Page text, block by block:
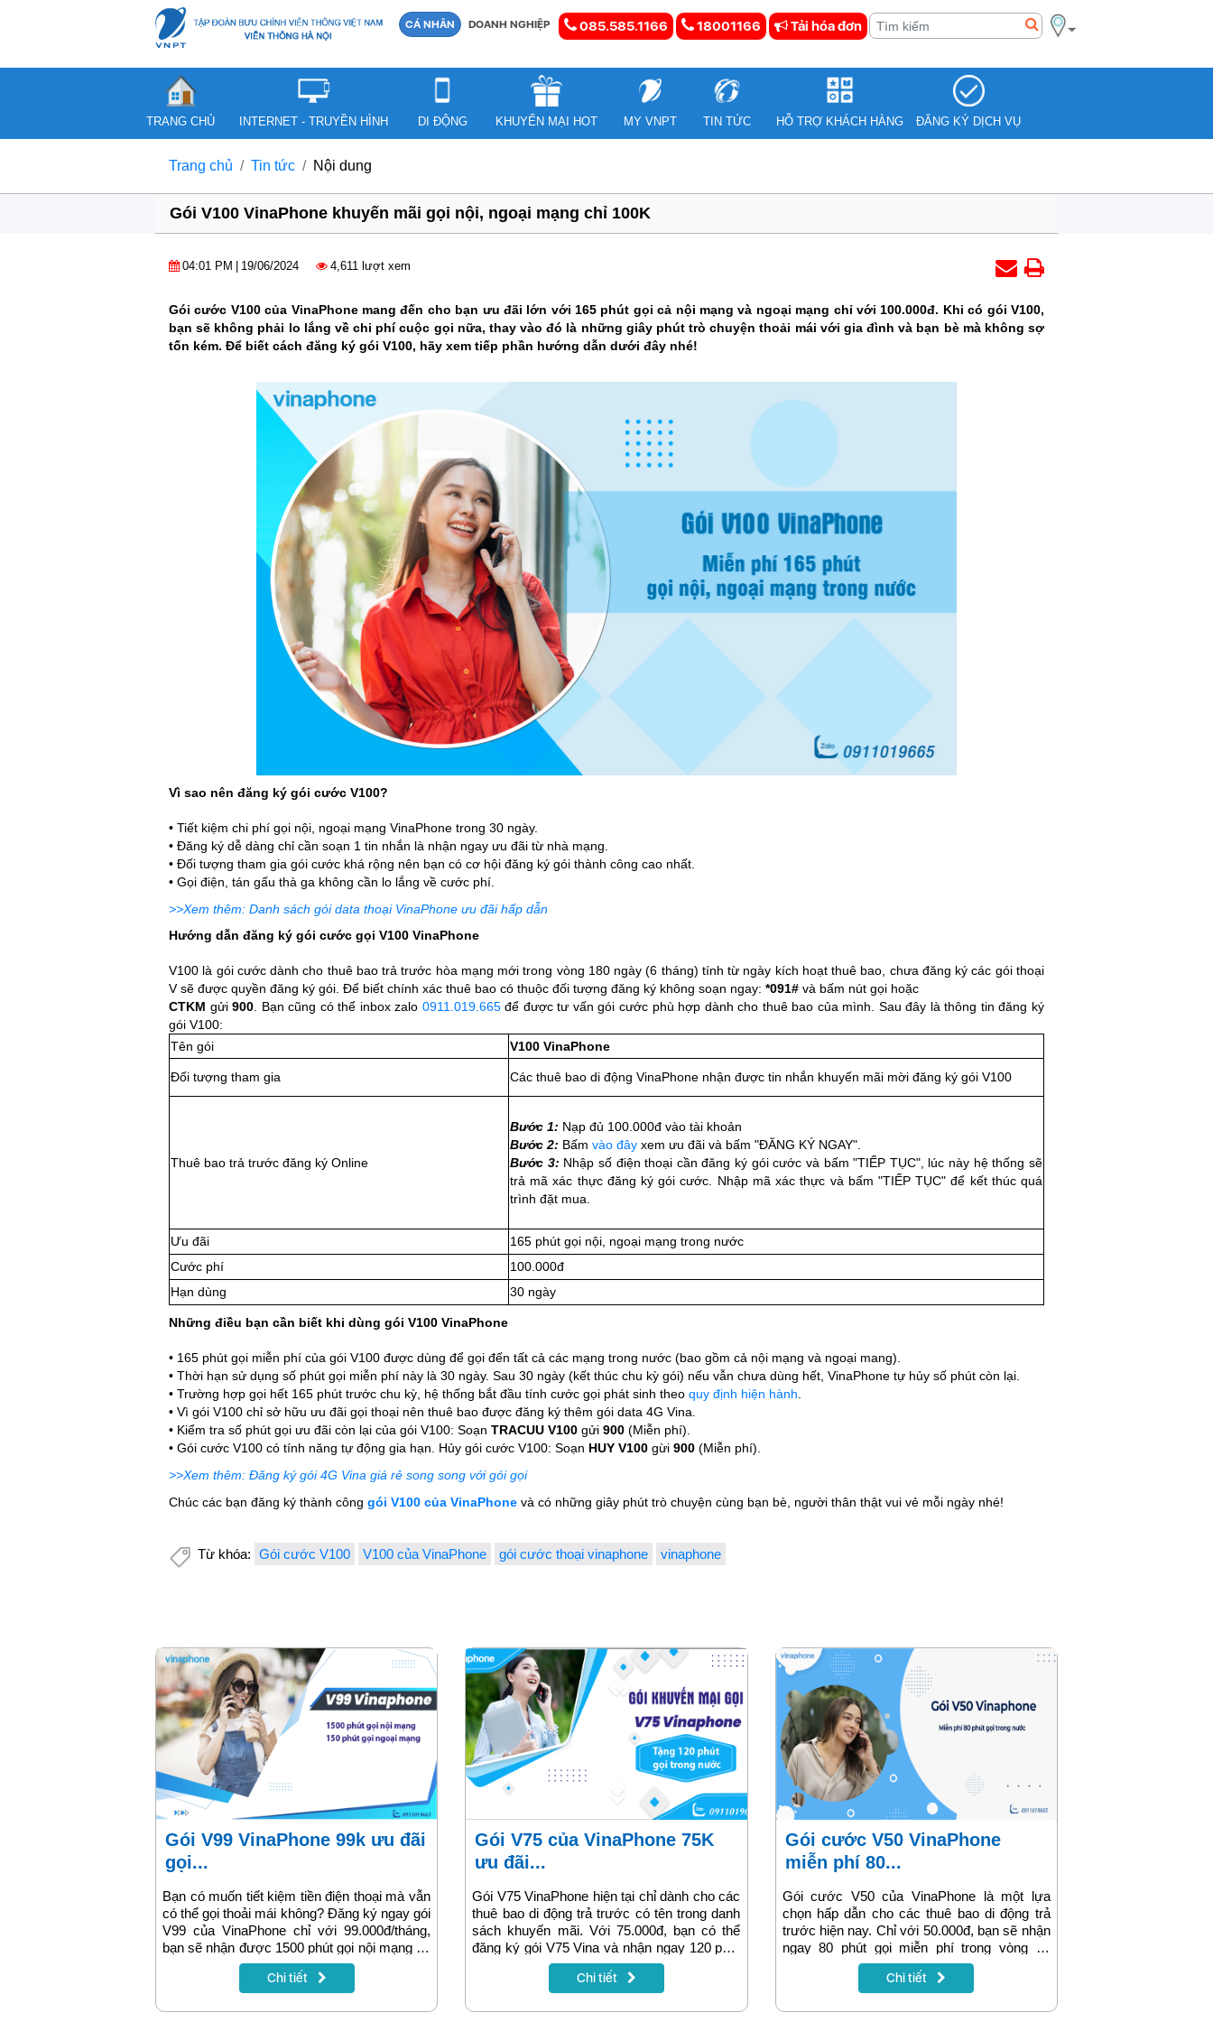
CÁ NHÂN DOANH NGHIỆP 085.585.1166 18001166 Tải hóa đơn
TRANG CHỦ INTERNET - TRUYỀN HÌNH DI ĐỘNG KHUYẾN MẠI HOT MY VNPT TIN TỨC HỖ TRỢ KHÁCH HÀNG ĐĂNG KÝ DỊCH VỤ
Trang chủ Tin tức Nội dung
Gói V100 VinaPhone khuyến mãi gọi nội, ngoại mạng chỉ 100K
04:01 PM 19/06/2024 4,611 lượt xem
Gói cước V100 của VinaPhone mang đến cho bạn ưu đãi lớn với 165 phút gọi cả nội mạng và ngoại mạng chỉ với 100.000đ. Khi có gói V100,
bạn sẽ không phải lo lắng về chi phí cuộc gọi nữa, thay vào đó là những giây phút trò chuyện thoải mái với gia đình và bạn bè mà không sợ
tốn kém. Để biết cách đăng ký gói V100, hãy xem tiếp phần hướng dẫn dưới đây nhé!
Vì sao nên đăng ký gói cước V100?
• Tiết kiệm chi phí gọi nội, ngoại mạng VinaPhone trong 30 ngày.
• Đăng ký dễ dàng chỉ cần soạn 1 tin nhắn là nhận ngay ưu đãi từ nhà mạng.
• Đối tượng tham gia gói cước khá rộng nên bạn có cơ hội đăng ký gói thành công cao nhất.
• Gọi điện, tán gấu thà ga không cần lo lắng về cước phí.
>>Xem thêm: Danh sách gói data thoại VinaPhone ưu đãi hấp dẫn
Hướng dẫn đăng ký gói cước gọi V100 VinaPhone
V100 là gói cước dành cho thuê bao trả trước hòa mạng mới trong vòng 180 ngày (6 tháng) tính từ ngày kích hoạt thuê bao, chưa đăng ký các gói thoại
V sẽ được quyền đăng ký gói. Để biết chính xác thuê bao có thuộc đối tượng đăng ký không soạn ngay: *091# và bấm nút gọi hoặc
CTKM gửi900. Bạn cũng có thể inbox zalo 0911.019.665để được tư vấn gói cước phù hợp dành cho thuê bao của mình. Sau đây là thông tin đăng ký
gói V100:
Tên gói
V100 VinaPhone
Đối tượng tham gia Các thuê bao di động VinaPhone nhận được tin nhắn khuyến mãi mời đăng ký gói V100
Thuê bao trả trước đăng ký Online
Bước 1: Nạp đủ 100.000đ vào tài khoản
Bước 2: Bấm vào đây xem ưu đãi và bấm "ĐĂNG KÝ NGAY".
Bước 3: Nhập số điện thoại cần đăng ký gói cước và bấm "TIẾP TỤC", lúc này hệ thống sẽ
trả mã xác thực đăng ký gói cước. Nhập mã xác thực và bấm "TIẾP TỤC" để kết thúc quá
trình đặt mua.
Ưu đãi
165 phút gọi nội, ngoại mạng trong nước
Cước phí
100.000đ
Hạn dùng
30 ngày
Những điều bạn cần biết khi dùng gói V100 VinaPhone
• 165 phút gọi miễn phí của gói V100 được dùng để gọi đến tất cả các mạng trong nước (bao gồm cả nội mạng và ngoại mang).
• Thời hạn sử dụng số phút gọi miễn phí này là 30 ngày. Sau 30 ngày (kết thúc chu kỳ gói) nếu vẫn chưa dùng hết, VinaPhone tự hủy số phút còn lại.
• Trường hợp gọi hết 165 phút trước chu kỳ, hệ thống bắt đầu tính cước gọi phát sinh theo quy định hiện hành.
• Vì gói V100 chỉ sở hữu ưu đãi gọi thoại nên thuê bao được đăng ký thêm gói data 4G Vina.
• Kiểm tra số phút gọi ưu đãi còn lại của gói V100: Soạn TRACUU V100 gửi 900 (Miễn phí).
• Gói cước V100 có tính năng tự động gia hạn. Hủy gói cước V100: Soạn HUY V100 gừi 900 (Miễn phí).
>>Xem thêm: Đăng ký gói 4G Vina giá rẻ song song với gói gọi
Chúc các bạn đăng ký thành công gói V100 của VinaPhone và có những giây phút trò chuyện cùng bạn bè, người thân thật vui vẻ mỗi ngày nhé!
Từ khóa: Gói cước V100 V100 của VinaPhone gói cước thoại vinaphone vinaphone
Gói V99 VinaPhone 99k ưu đãi
gọi...
Bạn có muốn tiết kiệm tiền điện thoại mà vẫn
có thể gọi thoải mái không? Đăng ký ngay gói
V99 của VinaPhone chỉ với 99.000đ/tháng,
bạn sẽ nhận được 1500 phút gọi nội mạng và
150 phút gọi ngoại mạng, sử dụng trong 30
ngày. Hãy làm theo hướng dẫn trong bài viết
của bạn. Nếu bạn dự định liên lạc nhiều trong
Chi tiết
Gói V75 của VinaPhone 75K
ưu đãi...
Gói V75 VinaPhone hiện tại chỉ dành cho các
thuê bao di động trả trước có tên trong danh
sách khuyến mãi. Với 75.000đ, bạn có thể
đăng ký gói V75 Vina và nhận ngay 120 phút
gọi trong vòng 30 ngày. Nếu bạn thường
xuyên gọi điện ở mức trung bình mỗi tháng,
bạn tiết kiệm tối đa chi phí. Hãy đăng ký ngay
Chi tiết
Gói cước V50 VinaPhone
miễn phí 80...
Gói cước V50 của VinaPhone là một lựa
chọn hấp dẫn cho các thuê bao di động trả
trước hiện nay. Chỉ với 50.000đ, bạn sẽ nhận
ngay 80 phút gọi miễn phí trong vòng 30
ngày. Gói cước V50 thực sự là một giải pháp
tiết kiệm chi phí tuyệt vời cho những ai muốn
mạng.
Chi tiết